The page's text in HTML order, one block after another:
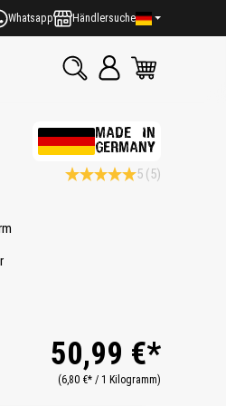
Whatsapp Händlersuche
MADE IN
GERMANY
5 (5)
50,99 €*
(6,80 €* / 1 Kilogramm)